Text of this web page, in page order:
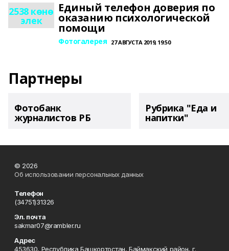
2538 көнө
элек
Единый телефон доверия по
оказанию психологической
помощи
Фотогалерея 27 АВГУСТА 2019, 19:50
Партнеры
Фотобанк
журналистов РБ
Рубрика "Еда и
напитки"
© 2026
Об использовании персональных данных
Телефон
(34751)31326
Эл. почта
sakmar07@rambler.ru
Адрес
453630, Республика Башкортостан, Баймакский район, г.